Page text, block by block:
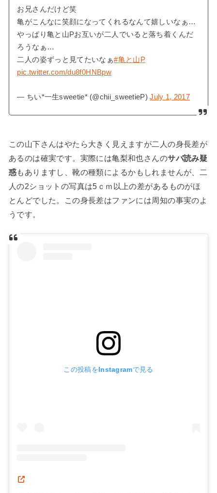
お兄さんだけど笑
亀がこんなに笑顔になってくれるなんて嬉しいなぁ…
やっぱり亀と山Pお互いが二人でいると落ち着くんだ
ろうなぁ…
二人の姿ずっと見てたいなぁ#亀と山P
pic.twitter.com/du8f0HNBpw
— ちい*一生sweetie* (@chii_sweetieP)July 1, 2017
この山下さんはやたら大きく見えますが二人の身長差が
あるのは確実です。実際には亀梨和也さんのサバ読み疑
惑もありますし、靴の種類によるかもしれませんが、二
人の2ショットの写真は5ｃｍ以上の差があるものがほ
とんどでした。この身長差はファンには周知の事実のよ
うです。
この投稿をInstagramで見る